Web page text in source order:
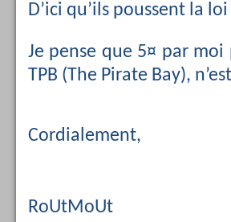
D’ici qu’ils poussent la
Je pense que 5¤ par
TPB (The Pirate Bay),
Cordialement,
RoUtMoUt